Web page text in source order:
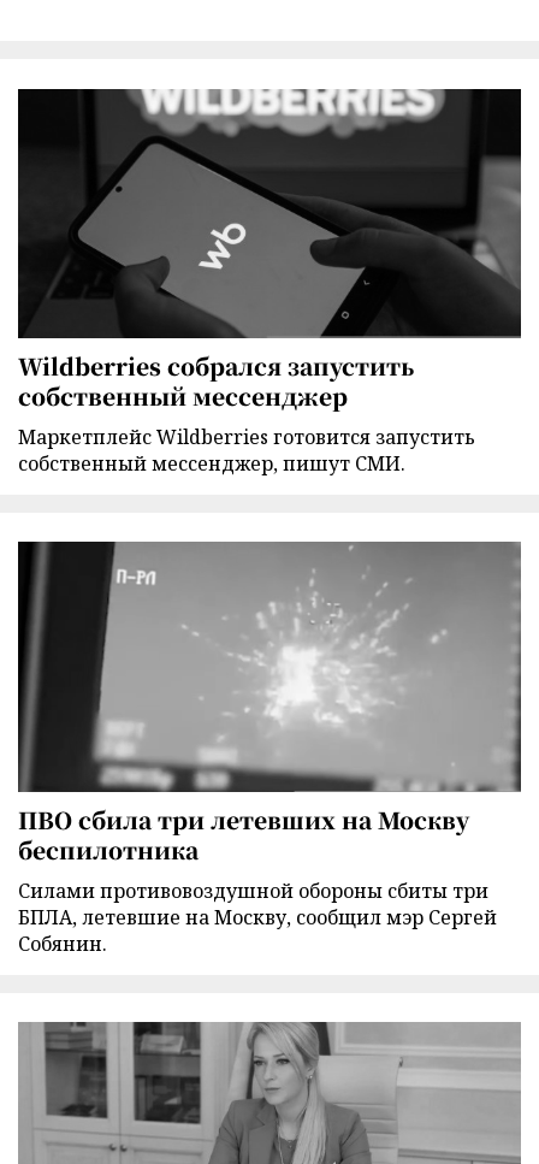
Wildberries собрался запустить
собственный мессенджер
Маркетплейс Wildberries готовится запустить
собственный мессенджер, пишут СМИ.
ПВО сбила три летевших на Москву
беспилотника
Силами противовоздушной обороны сбиты три
БПЛА, летевшие на Москву, сообщил мэр Сергей
Собянин.